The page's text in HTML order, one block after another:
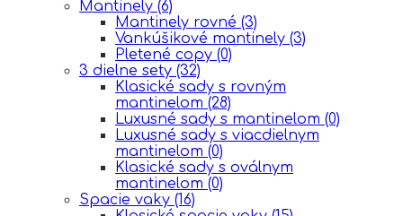
Mantinely (6)
Mantinely rovné (3)
Vankúšikové mantinely (3)
Pletené copy (0)
3 dielne sety (32)
Klasické sady s rovným
mantinelom (28)
Luxusné sady s mantinelom (0)
Luxusné sady s viacdielnym
mantinelom (0)
Klasické sady s oválnym
mantinelom (0)
Spacie vaky (16)